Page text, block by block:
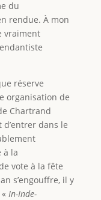
du
rendue. À mon
vraiment
réserve
organisation de
Chartrand
dans le
à la
vote à la fête
s’engouffre, il y
In-Inde-